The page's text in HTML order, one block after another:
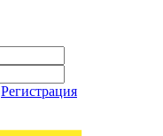
Регистрация